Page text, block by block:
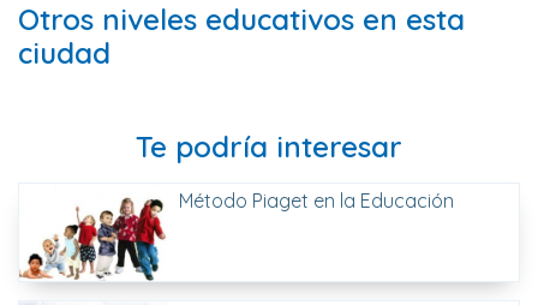
Otros niveles educativos en esta
ciudad
Te podría interesar
Método Piaget en la Educación